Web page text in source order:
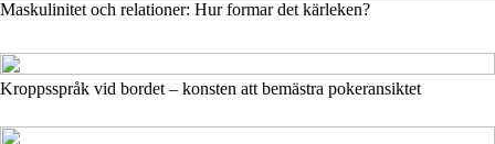
Maskulinitet och relationer: Hur formar det kärleken?
Kroppsspråk vid bordet – konsten att bemästra pokeransiktet